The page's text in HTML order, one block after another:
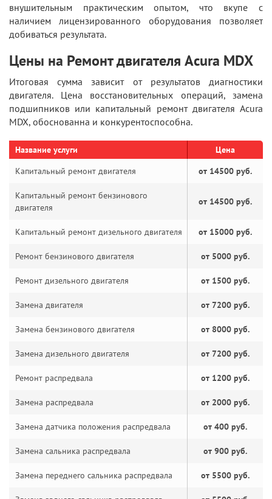
внушительным практическим опытом, что вкупе с
наличием лицензированного оборудования позволяет
добиваться результата.
Цены на Ремонт двигателя Acura MDX
Итоговая сумма зависит от результатов диагностики
двигателя. Цена восстановительных операций, замена
подшипников или капитальный ремонт двигателя Acura
MDX, обоснованна и конкурентоспособна.
Название услуги
Цена
Капитальный ремонт двигателя
от 14500 руб.
Капитальный ремонт бензинового
двигателя
от 14500 руб.
Капитальный ремонт дизельного двигателя от 15000 руб.
Ремонт бензинового двигателя от 5000 руб.
Ремонт дизельного двигателя от 1500 руб.
Замена двигателя от 7200 руб.
Замена бензинового двигателя от 8000 руб.
Замена дизельного двигателя от 7200 руб.
Ремонт распредвала от 1200 руб.
Замена распредвала от 2000 руб.
Замена датчика положения распредвала от 400 руб.
Замена сальника распредвала от 900 руб.
Замена переднего сальника распредвала от 5500 руб.